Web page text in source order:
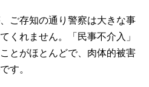
ご存知の通り警察は大きな事
くれません。「民事不介入」
とがほとんどで、肉体的被害
す。